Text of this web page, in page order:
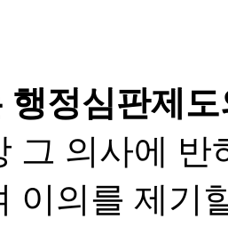
행정심판제
그 의사에
이의를 제기